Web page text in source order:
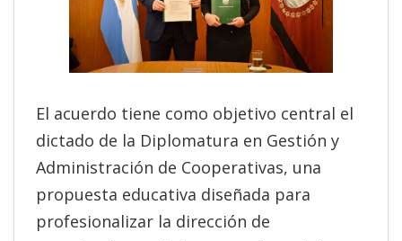
El acuerdo tiene como objetivo central el
dictado de la Diplomatura en Gestión y
Administración de Cooperativas, una
propuesta educativa diseñada para
profesionalizar la dirección de